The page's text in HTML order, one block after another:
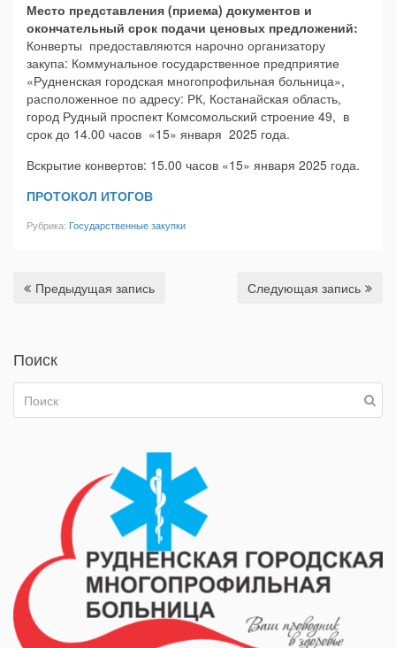
Место представления (приема) документов и
окончательный срок подачи ценовых предложений:
Конверты предоставляются нарочно организатору
закупа: Коммунальное государственное предприятие
«Рудненская городская многопрофильная больница»,
расположенное по адресу: РК, Костанайская область,
город Рудный проспект Комсомольский строение 49, в
срок до 14.00 часов «15» января 2025 года.
Вскрытие конвертов: 15.00 часов «15» января 2025 года.
ПРОТОКОЛ ИТОГОВ
Рубрика: Государственные закупки
Предыдущая запись Следующая запись
Поиск